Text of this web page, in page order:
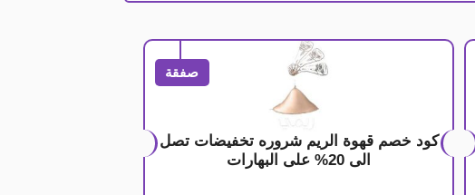
صفقة
كود خصم قهوة الريم شروره تخفيضات تصل
الى 20% على البهارات